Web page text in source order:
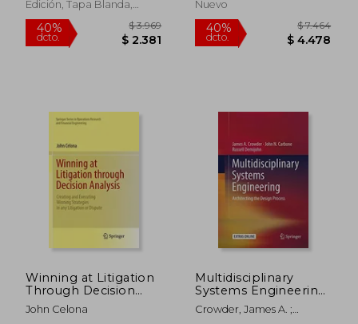
Edición, Tapa Blanda,
Nuevo
40%
Nuevo
Winning at Litigation
Through Decision
Analysis: Creating and
Executing Winning
John Celona
Multidisciplinary
Systems Engineering:
Architecting the
Design Process (en
Crowder, James A. ;